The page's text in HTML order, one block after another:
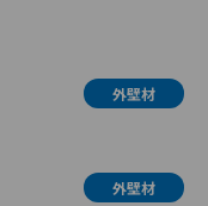
外壁材
外壁材